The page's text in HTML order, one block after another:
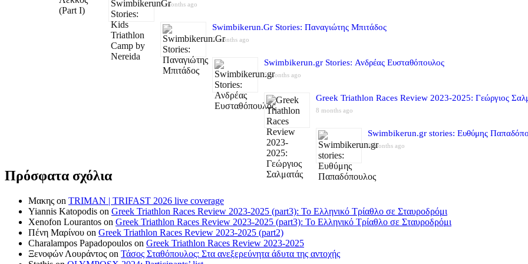
5 months ago
Swimbikerun.Gr Stories: Παναγιώτης Μπιτάδος
5 months ago
Swimbikerun.gr Stories: Ανδρέας Ευσταθόπουλος
5 months ago
Greek Triathlon Races Review 2023-2025: Γεώργιος
8 months ago
Swimbikerun.gr stories: Ευθύμης
8 months ago
Πρόσφατα σχόλια
Μακης on TRIMAN | TRIFAST 2026 live coverage
Yiannis Katopodis on Greek Triathlon Races Review 2023-2025 (part3): Το Ελληνικό Τρίαθλο σε Σταυροδρόμι
Xenofon Lourantos on Greek Triathlon Races Review 2023-2025 (part3): Το Ελληνικό Τρίαθλο σε Σταυροδρόμι
Πένη Μαρίνου on Greek Triathlon Races Review 2023-2025 (part2)
Charalampos Papadopoulos on Greek Triathlon Races Review 2023-2025
Ξενοφών Λουράντος on Τάσος Σταθόπουλος: Στα ανεξερεύνητα άδυτα της αντοχής